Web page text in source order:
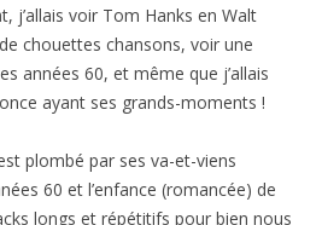
j’allais voir Tom Hanks en Walt
chouettes chansons, voir une
années 60, et même que j’allais
ayant ses grands-moments !
plombé par ses va-et-viens
60 et l’enfance (romancée) de
longs et répétitifs pour bien nous